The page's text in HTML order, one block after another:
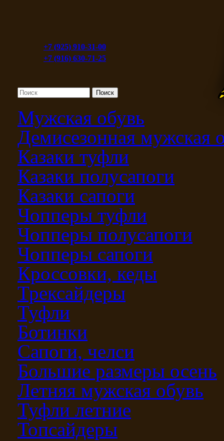
+7 (925) 910-31-00
+7 (916) 630-71-25
Мужская обувь
Демисезонная мужская
Казаки туфли
Казаки полусапоги
Казаки сапоги
Чопперы туфли
Чопперы полусапоги
Чопперы сапоги
Кроссовки, кеды
Трексайдеры
Туфли
Ботинки
Сапоги, челси
Большие размеры осень
Летняя мужская обувь
Туфли летние
Топсайдеры